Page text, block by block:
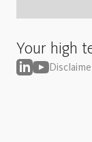
Your high